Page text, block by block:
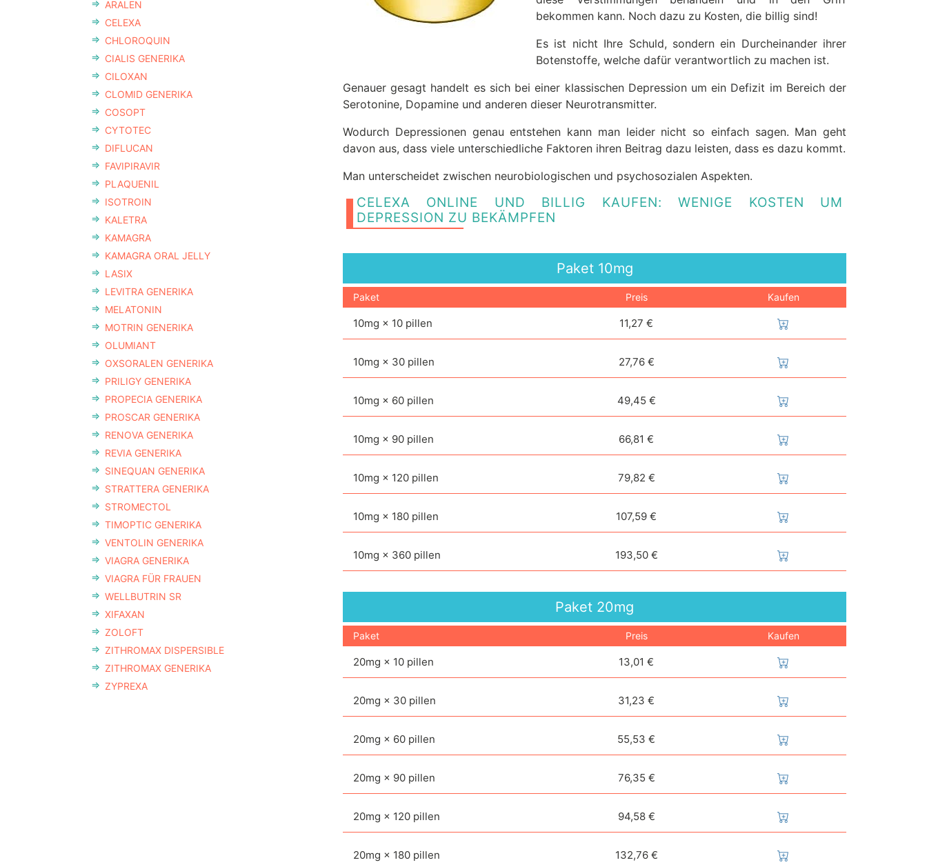
ARALEN
CELEXA
CHLOROQUIN
CIALIS GENERIKA
CILOXAN
CLOMID GENERIKA
COSOPT
CYTOTEC
DIFLUCAN
FAVIPIRAVIR
PLAQUENIL
ISOTROIN
KALETRA
KAMAGRA
KAMAGRA ORAL JELLY
LASIX
LEVITRA GENERIKA
MELATONIN
MOTRIN GENERIKA
OLUMIANT
OXSORALEN GENERIKA
PRILIGY GENERIKA
PROPECIA GENERIKA
PROSCAR GENERIKA
RENOVA GENERIKA
REVIA GENERIKA
SINEQUAN GENERIKA
STRATTERA GENERIKA
STROMECTOL
TIMOPTIC GENERIKA
VENTOLIN GENERIKA
VIAGRA GENERIKA
VIAGRA FÜR FRAUEN
WELLBUTRIN SR
XIFAXAN
ZOLOFT
ZITHROMAX DISPERSIBLE
ZITHROMAX GENERIKA
ZYPREXA
bekommen kann. Noch dazu zu Kosten, die billig sind!
Es ist nicht Ihre Schuld, sondern ein Durcheinander ihrer
Botenstoffe, welche dafür verantwortlich zu machen ist.
Genauer gesagt handelt es sich bei einer klassischen Depression um ein Defizit im Bereich der
Serotonine, Dopamine und anderen dieser Neurotransmitter.
Wodurch Depressionen genau entstehen kann man leider nicht so einfach sagen. Man geht
davon aus, dass viele unterschiedliche Faktoren ihren Beitrag dazu leisten, dass es dazu kommt.
Man unterscheidet zwischen neurobiologischen und psychosozialen Aspekten.
CELEXA ONLINE UND BILLIG KAUFEN: WENIGE KOSTEN UM
DEPRESSION ZU BEKÄMPFEN
Paket10mg
Paket Preis Kaufen
10mg × 10 pillen 11,27 €
10mg × 30 pillen 27,76 €
10mg × 60 pillen 49,45 €
10mg × 90 pillen 66,81 €
10mg × 120 pillen 79,82 €
10mg × 180 pillen 107,59 €
10mg × 360 pillen 193,50 €
Paket 20mg
Paket Preis Kaufen
20mg × 10 pillen 13,01 €
20mg × 30 pillen 31,23 €
20mg × 60 pillen 55,53 €
20mg × 90 pillen 76,35 €
20mg × 120 pillen 94,58 €
20mg × 180 pillen 132,76 €